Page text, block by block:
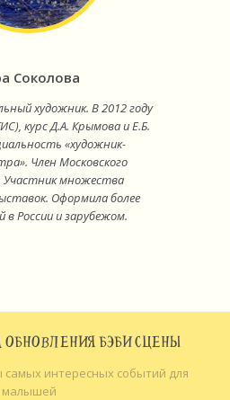
Соколова
художник. В 2012 году
курс Д.А. Крымова и Е.Б.
«художник-
Член Московского
Участник множества
Оформила более
в России и зарубежом.
БЭБИ СЦЕНЫ
интересных событий для
малышей